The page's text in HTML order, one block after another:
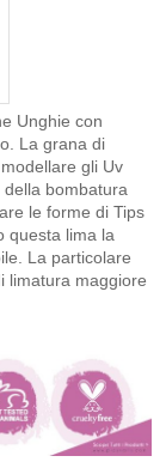
Unghie con
La grana di
gli Uv
bombatura
le forme di Tips
questa lima la
La particolare
limatura maggiore